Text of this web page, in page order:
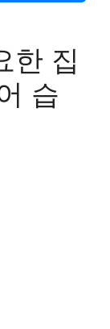
한 집
습